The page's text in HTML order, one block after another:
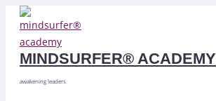
Zum
Inhalt
springen
MINDSURFER® ACADEMY
awakening leaders
Beitragsnavigation